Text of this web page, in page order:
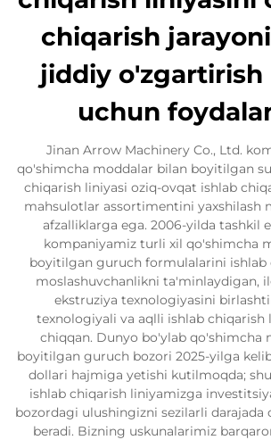
chiqarish
jiddiy
uchun
Jinan Arrow Machinery Co., Ltd.
qo'shimcha moddalar bilan boyitilgan
chiqarish liniyasi oziq-ovqat ishlab
mahsulotlar assortimentini yaxshilash
afzalliklarga ega. 2006-yilda tashkil
kompaniyamiz turli xil qo'shimcha
boyitilgan guruch formulalarini ishlab
moslashuvchanlikni ta'minlaydigan,
ekstruziya texnologiyasini
texnologiyali va aqlli ishlab chiqarish
chiqqan. Dunyo bo'ylab qo'shimcha
boyitilgan guruch bozori 2025-yilga
dollari hajmiga yetishi kutilmoqda;
ishlab chiqarish liniyamizga
bozordagi ulushingizni sezilarli darajada
beradi. Bizning uskunalarimiz